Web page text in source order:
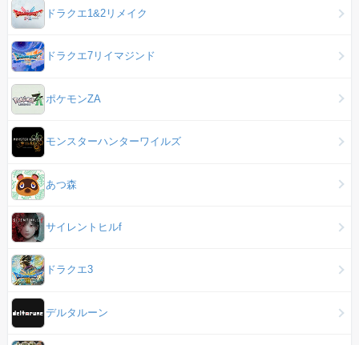
ドラクエ1&2リメイク
ドラクエ7リイマジンド
ポケモンZA
モンスターハンターワイルズ
あつ森
サイレントヒルf
ドラクエ3
デルタルーン